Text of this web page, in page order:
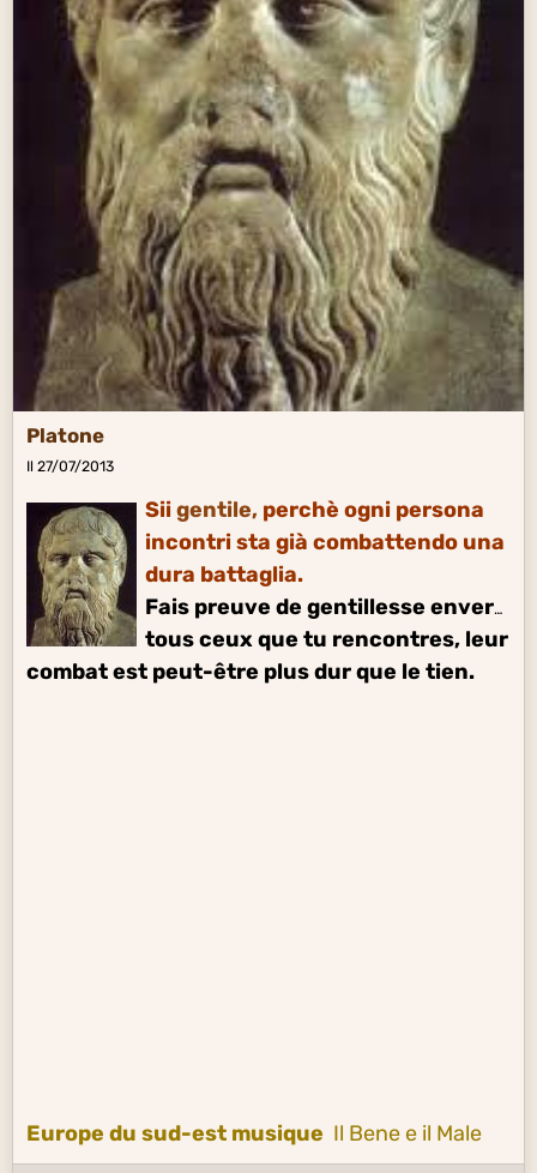
Platone
Il 27/07/2013
Siigentile,perchè ogni persona
incontri sta già combattendo una
dura battaglia.
Fais preuve de gentillesse envers
tous ceux que tu rencontres, leur
combat est peut-être plus dur que le tien.
Europe du sud-est musique Il Bene e il Male